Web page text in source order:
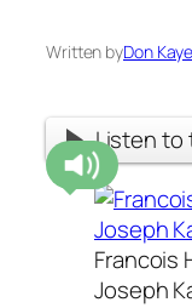
Written byDon
Listen to
Francois
Joseph